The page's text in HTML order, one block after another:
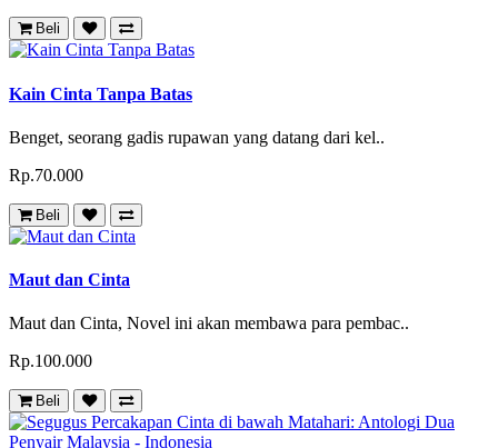
Beli
Kain Cinta Tanpa Batas
Benget, seorang gadis rupawan yang datang dari kel..
Rp.70.000
Beli
Maut dan Cinta
Maut dan Cinta, Novel ini akan membawa para pembac..
Rp.100.000
Beli